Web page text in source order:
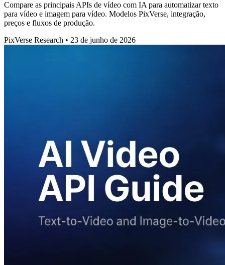
Compare as principais APIs de vídeo com IA para automatizar texto
para vídeo e imagem para vídeo. Modelos PixVerse, integração,
preços e fluxos de produção.
PixVerse Research • 23 de junho de 2026